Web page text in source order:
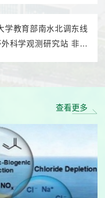
学教育部南水北调东线
科学观测研究站 非事
查看更多